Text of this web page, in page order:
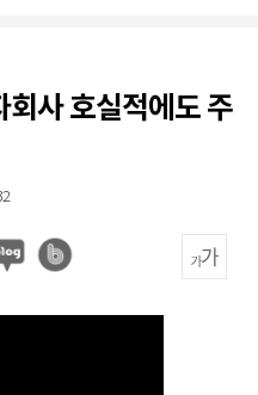
사 호실적에도 주